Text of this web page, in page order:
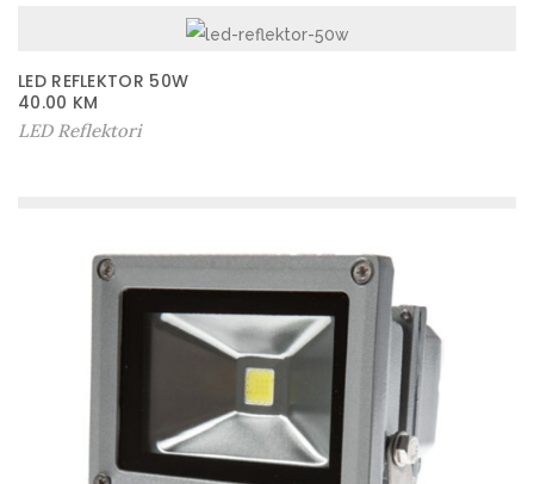
LED REFLEKTOR 50W
40.00 KM
LED Reflektori